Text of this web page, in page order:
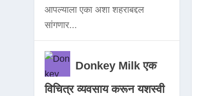
आपल्याला एका अशा शहराबद्दल
सांगणार...
Donkey Milk एक
विचित्र व्यवसाय करून यशस्वी